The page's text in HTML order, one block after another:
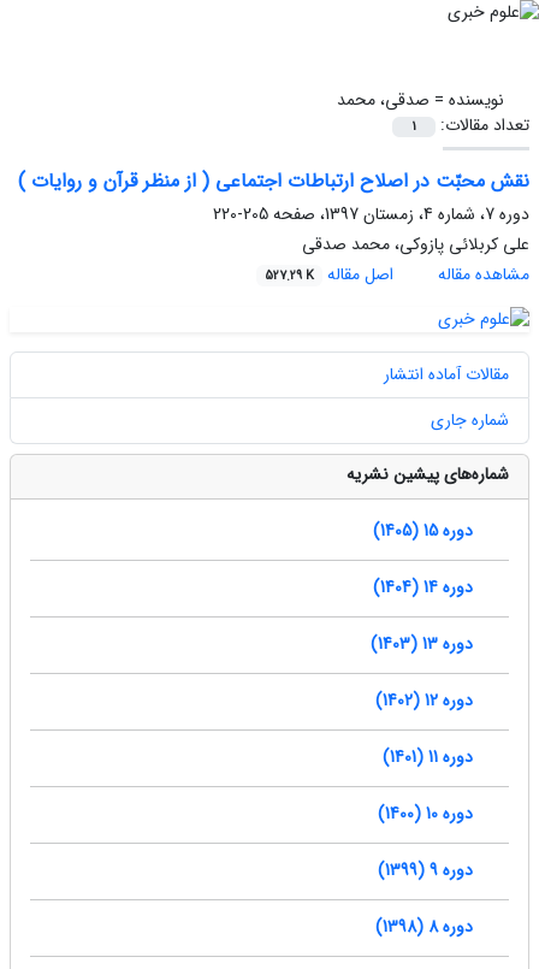
نویسنده = صدقی، محمد
تعداد مقالات:
1
نقش محبّت در اصلاح ارتباطات اجتماعی ( از منظر قرآن و روایات )
دوره 7، شماره 4، زمستان 1397، صفحه
205-220
علی کربلائی پازوکی، محمد صدقی
مشاهده مقاله
اصل مقاله 527.29 K
مقالات آماده انتشار
شماره جاری
شماره‌های پیشین نشریه
دوره 15 (1405)
دوره 14 (1404)
دوره 13 (1403)
دوره 12 (1402)
دوره 11 (1401)
دوره 10 (1400)
دوره 9 (1399)
دوره 8 (1398)